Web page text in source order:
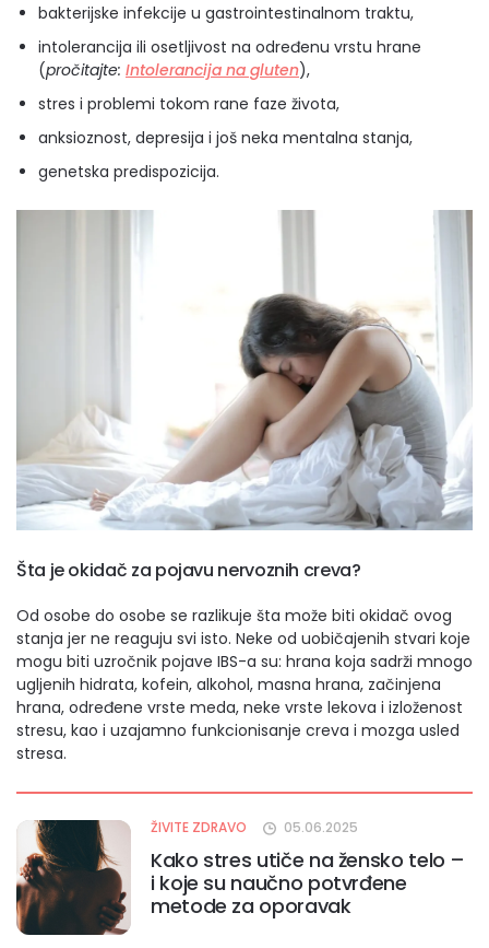
bakterijske infekcije u gastrointestinalnom traktu,
intolerancija ili osetljivost na određenu vrstu hrane
(pročitajte: Intolerancija na gluten),
stres i problemi tokom rane faze života,
anksioznost, depresija i još neka mentalna stanja,
genetska predispozicija.
Šta je okidač za pojavu nervoznih creva?
Od osobe do osobe se razlikuje šta može biti okidač ovog
stanja jer ne reaguju svi isto. Neke od uobičajenih stvari koje
mogu biti uzročnik pojave IBS-a su: hrana koja sadrži mnogo
ugljenih hidrata, kofein, alkohol, masna hrana, začinjena
hrana, određene vrste meda, neke vrste lekova i izloženost
stresu, kao i uzajamno funkcionisanje creva i mozga usled
stresa.
ŽIVITE ZDRAVO 05.06.2025
Kako stres utiče na žensko telo –
i koje su naučno potvrđene
metode za oporavak